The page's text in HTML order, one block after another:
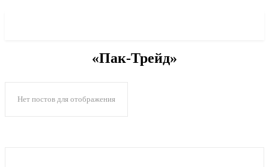
«Пак-Трейд»
Нет постов для отображения